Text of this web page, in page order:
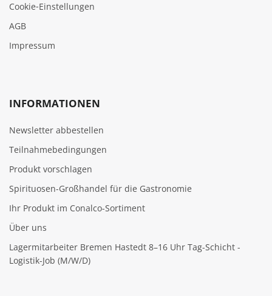
Cookie‑Einstellungen
AGB
Impressum
INFORMATIONEN
Newsletter abbestellen
Teilnahmebedingungen
Produkt vorschlagen
Spirituosen-Großhandel für die Gastronomie
Ihr Produkt im Conalco-Sortiment
Über uns
Lagermitarbeiter Bremen Hastedt 8–16 Uhr Tag-Schicht -
Logistik-Job (M/W/D)